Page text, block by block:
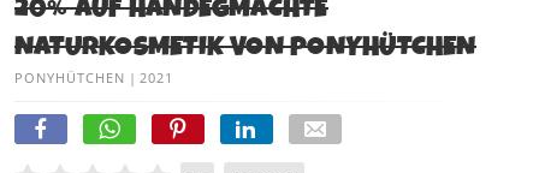
20% AUF HANDEGMACHTE
NATURKOSMETIK VON PONYHÜTCHEN
PONYHÜTCHEN | 2021